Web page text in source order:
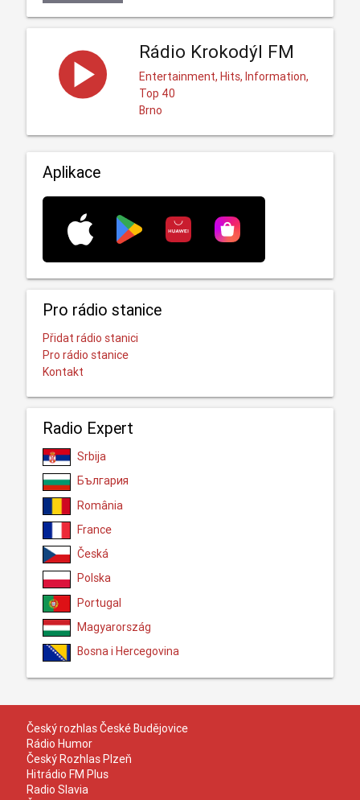
Rádio Krokodýl FM
Entertainment, Hits, Information,
Top 40
Brno
Aplikace
Pro rádio stanice
Přidat rádio stanici
Pro rádio stanice
Kontakt
Radio Expert
Srbija
България
România
France
Česká
Polska
Portugal
Magyarország
Bosna i Hercegovina
Český rozhlas České Budějovice
Rádio Humor
Český Rozhlas Plzeň
Hitrádio FM Plus
Radio Slavia